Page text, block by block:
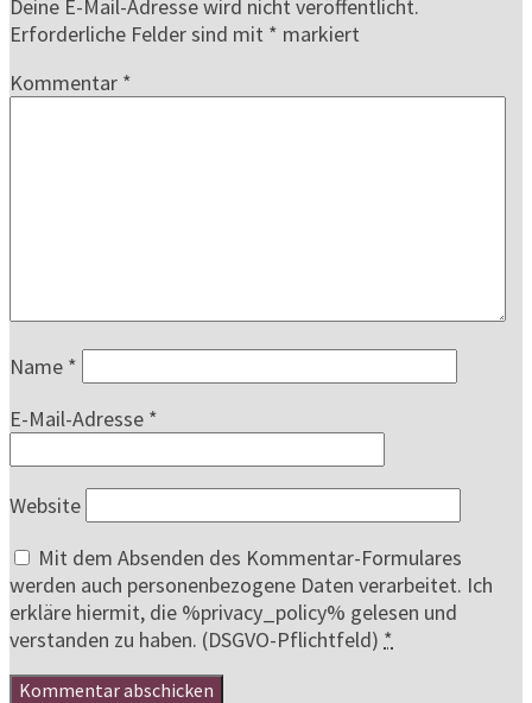
Deine E-Mail-Adresse wird nicht veröffentlicht.
Erforderliche Felder sind mit * markiert
Kommentar *
Name *
E-Mail-Adresse *
Website
Mit dem Absenden des Kommentar-Formulares
werden auch personenbezogene Daten verarbeitet. Ich
erkläre hiermit, die %privacy_policy% gelesen und
verstanden zu haben. (DSGVO-Pflichtfeld) *